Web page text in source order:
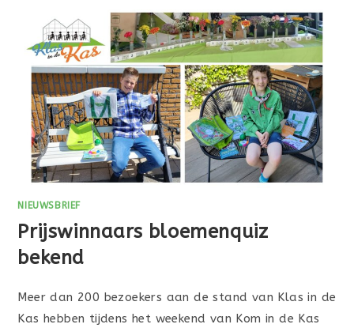
NIEUWSBRIEF
Prijswinnaars bloemenquiz
bekend
Meer dan 200 bezoekers aan de stand van Klas in de
Kas hebben tijdens het weekend van Kom in de Kas